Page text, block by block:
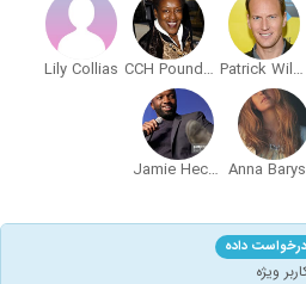
Patrick Wilson
CCH Pounder
Lily Collias
Jamie Hector